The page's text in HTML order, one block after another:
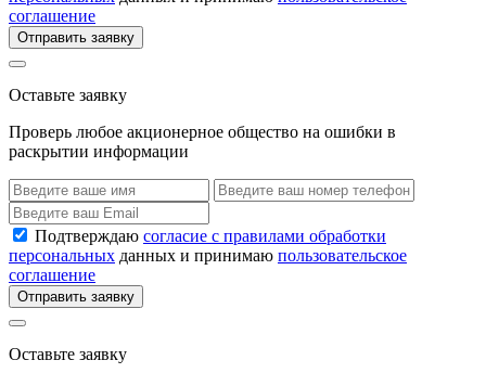
соглашение
Отправить заявку
Оставьте заявку
Проверь любое акционерное общество на ошибки в
раскрытии информации
Подтверждаю согласие с правилами обработки
персональных данных и принимаю пользовательское
соглашение
Отправить заявку
Оставьте заявку